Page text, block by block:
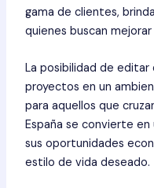
gama de clientes,
quienes buscan
La posibilidad de
proyectos en un
para aquellos que
España se convierte
sus oportunidades
estilo de vida deseado.